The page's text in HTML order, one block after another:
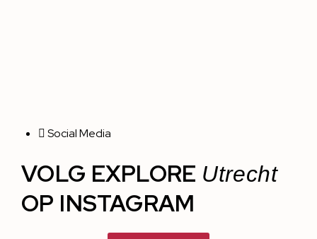
Social Media
VOLG EXPLORE Utrecht
OP INSTAGRAM